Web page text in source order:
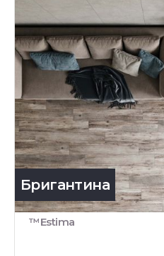
Бригантина
™Estima